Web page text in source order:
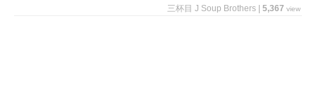
三杯目 J Soup Brothers
5,367 view